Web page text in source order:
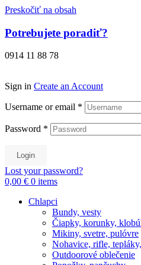
Preskočiť na obsah
Potrebujete poradiť?
0914 11 88 78
Sign in Create an Account
Username or email *
Password *
Login
Lost your password?
0,00 € 0 items
Chlapci
Bundy, vesty
Čiapky, korunky,
Mikiny, svetre, pulóvre
Nohavice, rifle,
Outdoorové oblečenie